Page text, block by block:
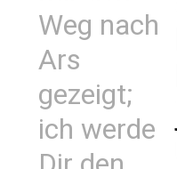
Weg nach
Ars
gezeigt;
ich werde